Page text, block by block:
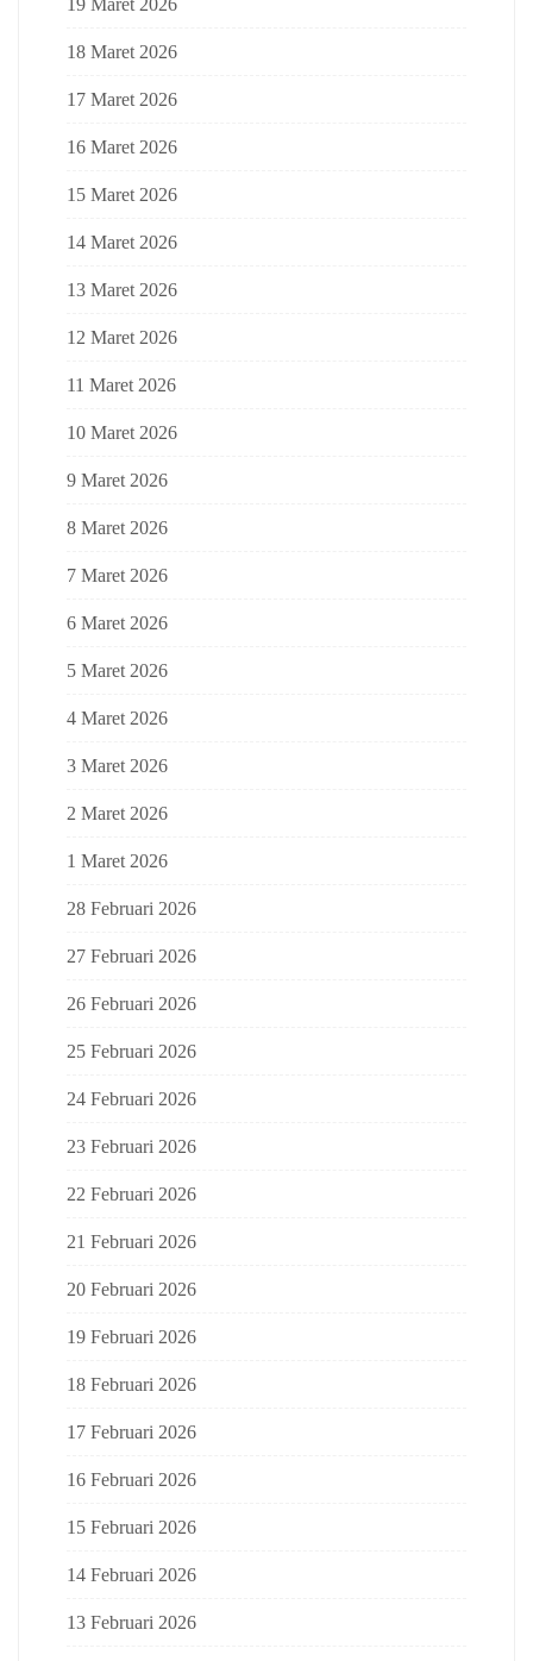
19 Maret 2026
18 Maret 2026
17 Maret 2026
16 Maret 2026
15 Maret 2026
14 Maret 2026
13 Maret 2026
12 Maret 2026
11 Maret 2026
10 Maret 2026
9 Maret 2026
8 Maret 2026
7 Maret 2026
6 Maret 2026
5 Maret 2026
4 Maret 2026
3 Maret 2026
2 Maret 2026
1 Maret 2026
28 Februari 2026
27 Februari 2026
26 Februari 2026
25 Februari 2026
24 Februari 2026
23 Februari 2026
22 Februari 2026
21 Februari 2026
20 Februari 2026
19 Februari 2026
18 Februari 2026
17 Februari 2026
16 Februari 2026
15 Februari 2026
14 Februari 2026
13 Februari 2026